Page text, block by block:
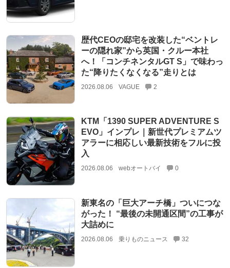
歴代CEOの邸宅を改装した“ベントレ
ーの隠れ家”から英国・クルー本社
へ！「コンチネンタルGT S」で味わっ
た“降りたくなくなる”走りとは
2026.08.06 VAGUE 2
KTM「1390 SUPER ADVENTURE S
EVO」インプレ｜新世代プレミアムツ
アラーに相応しい最新技術をフルに投
入
2026.08.06 webオートバイ 0
新東名の「巨大アーチ橋」ついにつな
がった！ “最後の未開通区間”の工事が
大詰めに
2026.08.06 乗りものニュース 32